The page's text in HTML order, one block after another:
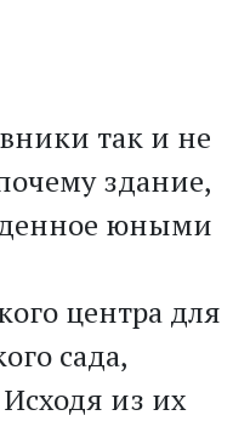
так и не
здание,
юными
центра для
сада,
Исходя из их